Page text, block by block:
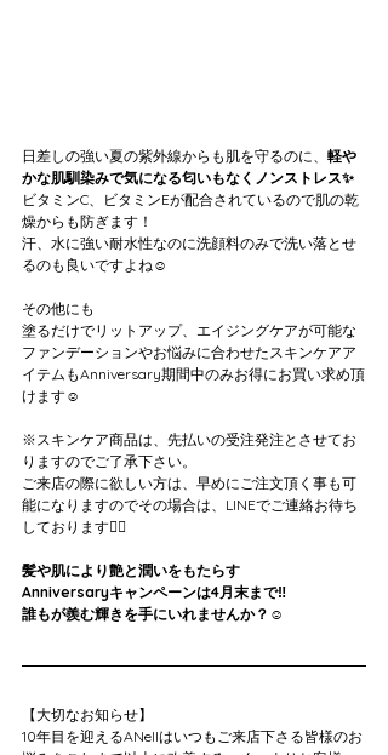
日差しの強い夏の紫外線からも肌を守るのに、 軽や
かな肌馴染みで気になる匂いもなくノンストレス✨
ビタミンC、ビタミンEが配合されているので肌の乾
燥からも防ぎます！
汗、水に強い耐水性なのに洗顔料のみで洗い落とせ
るのも良いですよね☺️
その他にも
塗るだけでリットアップ、エイジングケアが可能な
ファンデーションやお悩みに合わせたスキンケアア
イテムもAnniversary期間中のみお得にお買い求め頂
けます☺️
※スキンケア商品は、先払いの受注発注とさせてお
りますのでご了承下さい。
ご来店の際に欲しい方は、早めにご注文頂く事も可
能になりますのでその場合は、LINEでご連絡お待ち
しております🙇‍♀️
髪や肌により艶と潤いをもたらす
Anniversaryキャンペーンは4月末まで‼️
誰もが羨む輝きを手にいれませんか？☺️
【大切なお知らせ】
10年目を迎えるANellはいつもご来店下さる皆様のお